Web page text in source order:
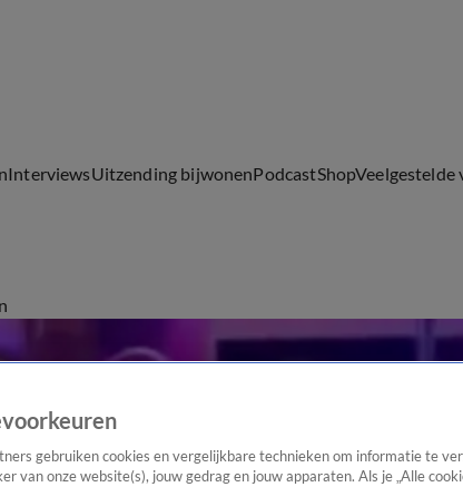
InterviewsUitzending bijwonenPodcastShopVeelgestelde
gebruiken cookies en vergelijkbare technieken om informatie te
van onze website(s), jouw gedrag en jouw apparaten. Als je „Alle